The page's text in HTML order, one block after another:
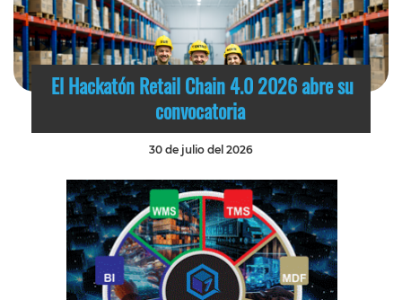
El Hackatón Retail Chain 4.0 2026 abre su
convocatoria
30 de julio del 2026